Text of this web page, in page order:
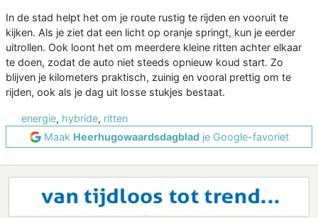
In de stad helpt het om je route rustig te rijden en vooruit te
kijken. Als je ziet dat een licht op oranje springt, kun je eerder
uitrollen. Ook loont het om meerdere kleine ritten achter elkaar
te doen, zodat de auto niet steeds opnieuw koud start. Zo
blijven je kilometers praktisch, zuinig en vooral prettig om te
rijden, ook als je dag uit losse stukjes bestaat.
energie, hybride, ritten
Maak Heerhugowaardsdagbladje Google-favoriet